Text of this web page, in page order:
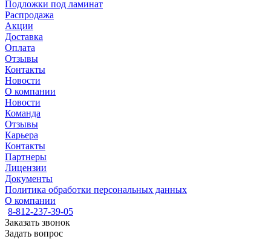
Подложки под ламинат
Распродажа
Акции
Доставка
Оплата
Отзывы
Контакты
Новости
О компании
Новости
Команда
Отзывы
Карьера
Контакты
Партнеры
Лицензии
Документы
Политика обработки персональных данных
О компании
8-812-237-39-05
Заказать звонок
Задать вопрос